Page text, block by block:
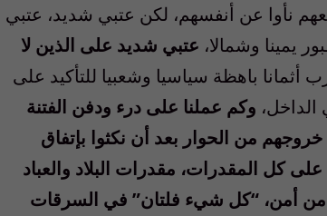
نأوا عن أنفسهم، لكن عتبي شديد، عتبي
يمينا وشمالا، عتبي شديد على الذين لا
باهظة سياسيا وشعبيا للتأكيد على
وكم عملنا على درء ودفن الفتنة
خروجهم من الحوار بعد أن نكثوا بإتفاق
كل المقدرات، مقدرات البلاد والعباد
من أمن، “كل شيء فلتان” في السرقات